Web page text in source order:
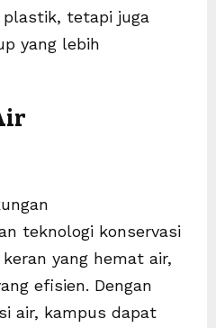
plastik, tetapi juga
yang lebih
teknologi konservasi
yang hemat air,
efisien. Dengan
air, kampus dapat